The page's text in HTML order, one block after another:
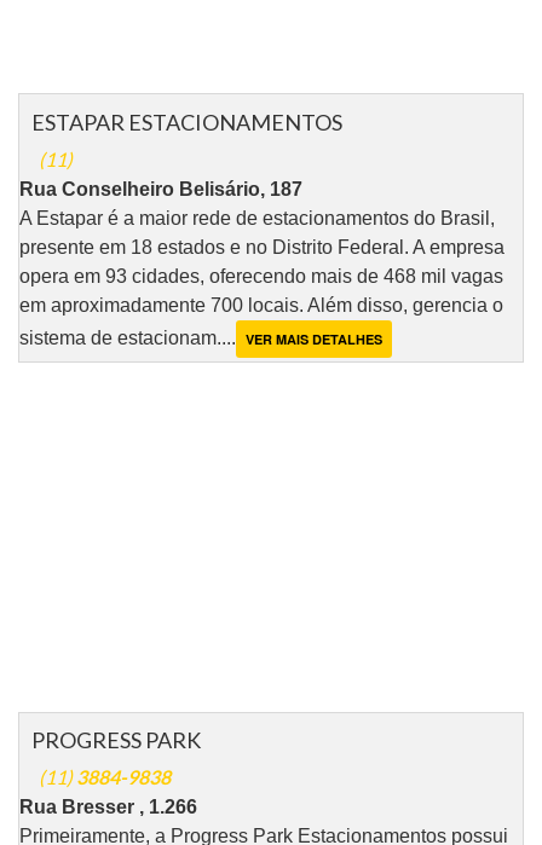
ESTAPAR ESTACIONAMENTOS
(11)
Rua Conselheiro Belisário, 187
A Estapar é a maior rede de estacionamentos do Brasil,
presente em 18 estados e no Distrito Federal. A empresa
opera em 93 cidades, oferecendo mais de 468 mil vagas
em aproximadamente 700 locais. Além disso, gerencia o
sistema de estacionam.... VER MAIS DETALHES
PROGRESS PARK
(11)3884-9838
Rua Bresser , 1.266
Primeiramente, a Progress Park Estacionamentos possui